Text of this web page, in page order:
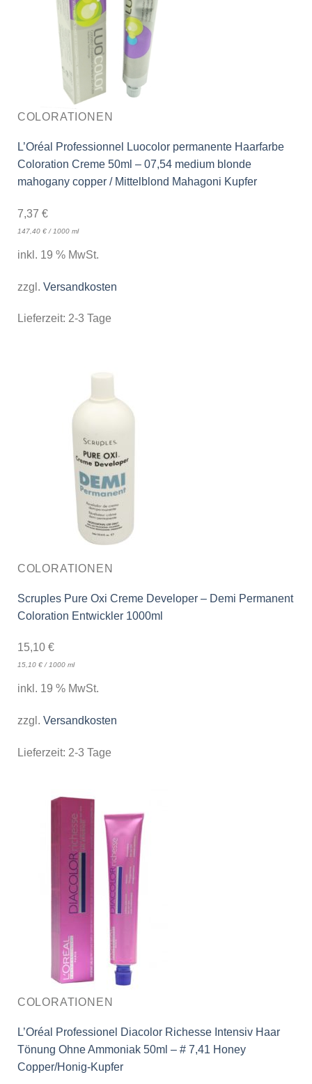
COLORATIONEN
L’Oréal Professionnel Luocolor permanente Haarfarbe
Coloration Creme 50ml – 07,54 medium blonde
mahogany copper / Mittelblond Mahagoni Kupfer
7,37 €
147,40 €/ 1000 ml
inkl. 19 % MwSt.
zzgl. Versandkosten
Lieferzeit: 2-3 Tage
COLORATIONEN
Scruples Pure Oxi Creme Developer – Demi Permanent
Coloration Entwickler 1000ml
15,10 €
15,10 €/1000 ml
inkl. 19 % MwSt.
zzgl. Versandkosten
Lieferzeit: 2-3 Tage
COLORATIONEN
L’Oréal Professionel Diacolor Richesse Intensiv Haar
Tönung Ohne Ammoniak 50ml – # 7,41 Honey
Copper/Honig-Kupfer